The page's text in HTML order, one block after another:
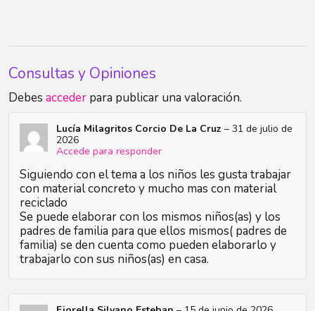
Consultas y Opiniones
Debes acceder para publicar una valoración.
Lucía Milagritos Corcio De La Cruz – 31 de julio de
2026
Accede para responder
Siguiendo con el tema a los niños les gusta trabajar
con material concreto y mucho mas con material
reciclado
Se puede elaborar con los mismos niños(as) y los
padres de familia para que ellos mismos( padres de
familia) se den cuenta como pueden elaborarlo y
trabajarlo con sus niños(as) en casa.